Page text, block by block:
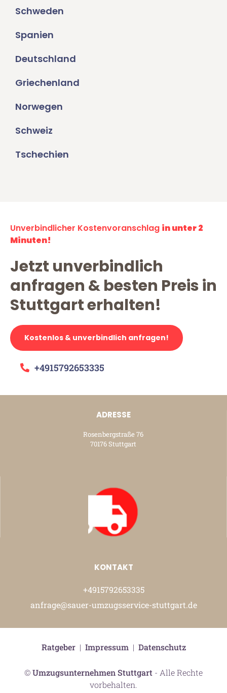
Schweden
Spanien
Deutschland
Griechenland
Norwegen
Schweiz
Tschechien
Unverbindlicher Kostenvoranschlag in unter 2
Minuten!
Jetzt unverbindlich
anfragen & besten Preis in
Stuttgart erhalten!
Kostenlos & unverbindlich anfragen!
+4915792653335
ADRESSE
Rosenbergstraße 76
70176 Stuttgart
KONTAKT
+4915792653335
anfrage@sauer-umzugsservice-stuttgart.de
©Umzugsunternehmen Stuttgart - Alle Rechte
vorbehalten.
Ratgeber| Impressum| Datenschutz